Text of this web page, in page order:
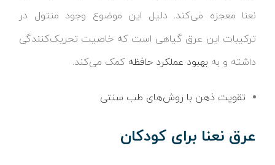
نعنا معجزه می‌کند. دلیل این موضوع وجود منتول در
ترکیبات این عرق گیاهی است که خاصیت تحریک‌کنندگی
داشته و به بهبود عملکرد حافظه کمک می‌کند.
تقویت ذهن با روش‌های طب سنتی
عرق نعنا برای کودکان